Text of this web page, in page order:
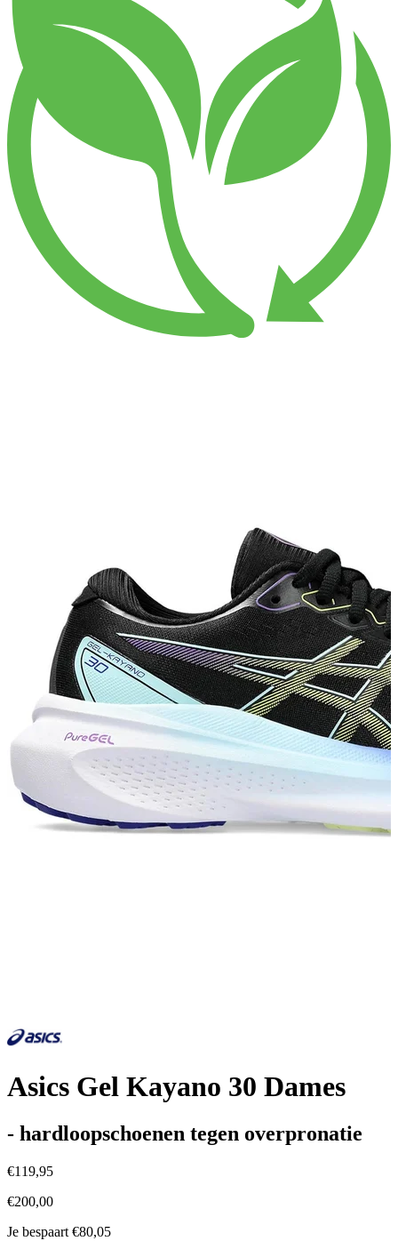
Asics Gel Kayano 30 Dames
- hardloopschoenen tegen overpronatie
€119,95
€200,00
Je bespaart €80,05